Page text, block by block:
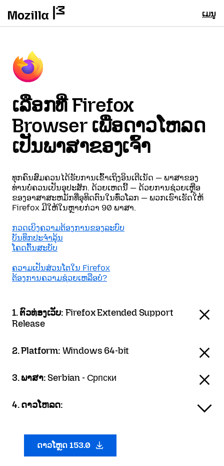
ເມນູ
ເລືອກທີ່ Firefox
Browser ເພື່ອດາວໂຫລດ
ເປັນພາສາຂອງເຈົ້າ
ທຸກຄົນສົມຄວນໄດ້ຮັບການເຂົ້າເຖິງອິນເຕີເນັດ — ພາສາຂອງ
ທ່ານບໍ່ຄວນເປັນອຸປະສັກ. ດ້ວຍເຫດນີ້ — ດ້ວຍການຊ່ວຍເຫຼືອ
ຂອງອາສາສະຫມັກທີ່ອຸທິດຕົນໃນທົ່ວໂລກ — ພວກເຮົາເຮັດໃຫ້
Firefox ມີໃຫ້ໃນຫຼາຍກ່ວາ 90 ພາສາ.
ກວດເບິງຄວາມຕ້ອງການຂອງລະບົບ
ບັນທຶກປະຈຳລຸ້ນ
ໂຄດຕົ້ນສະບັບ
ຄວາມເປັນສ່ວນໂຕໃນ Firefox
ຕ້ອງການຄວາມຊ່ວຍເຫລືອບໍ?
1. ຕົວທ່ອງເວັບ: Firefox Extended Support
Release
2. Platform: Windows 64-bit
3. ພາສາ: Serbian - Српски
4. ດາວໂຫລດ:
ດາວໂຫຼດ 153.0